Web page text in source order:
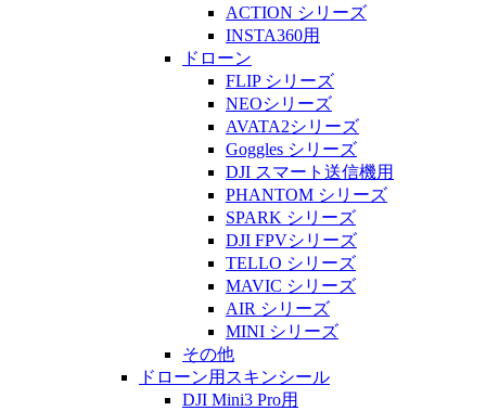
ACTION シリーズ
INSTA360用
ドローン
FLIP シリーズ
NEOシリーズ
AVATA2シリーズ
Goggles シリーズ
DJI スマート送信機用
PHANTOM シリーズ
SPARK シリーズ
DJI FPVシリーズ
TELLO シリーズ
MAVIC シリーズ
AIR シリーズ
MINI シリーズ
その他
ドローン用スキンシール
DJI Mini3 Pro用